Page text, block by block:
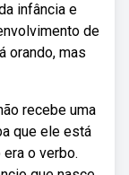
infância e
de
orando, mas
recebe uma
que ele está
o verbo.